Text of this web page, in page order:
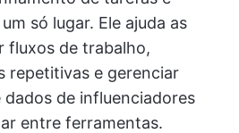
só lugar. Ele ajuda as
fluxos de trabalho,
repetitivas e gerenciar
de influenciadores
entre ferramentas.